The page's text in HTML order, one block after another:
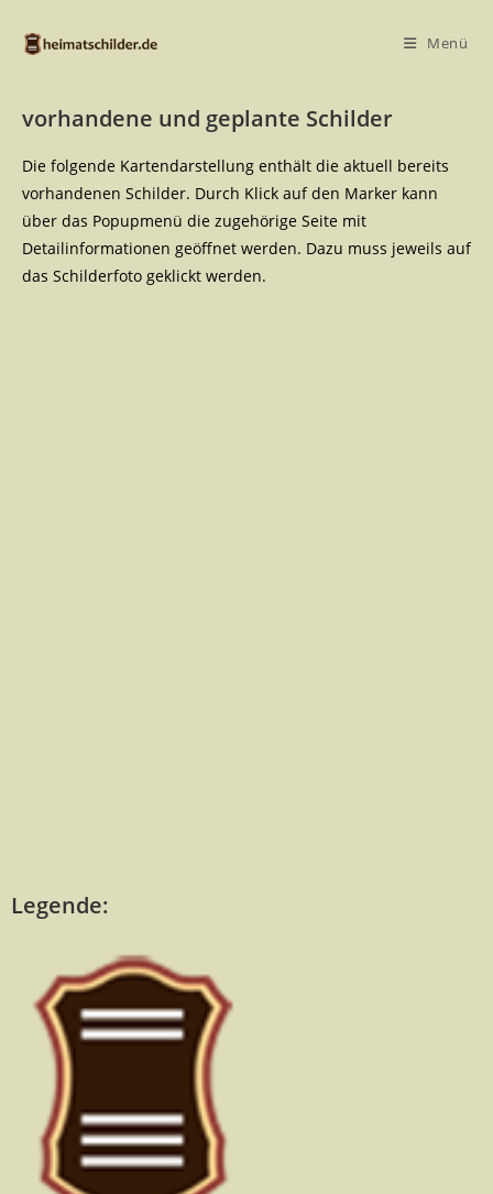
Menü
vorhandene und geplante Schilder
Die folgende Kartendarstellung enthält die aktuell bereits
vorhandenen Schilder. Durch Klick auf den Marker kann
über das Popupmenü die zugehörige Seite mit
Detailinformationen geöffnet werden. Dazu muss jeweils auf
das Schilderfoto geklickt werden.
Legende: